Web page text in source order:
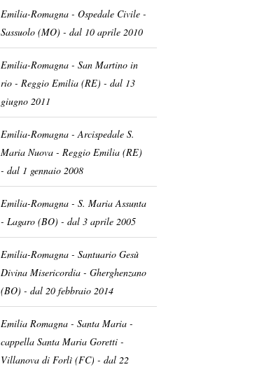
Emilia-Romagna - Ospedale Civile -
Sassuolo (MO) - dal 10 aprile 2010
Emilia-Romagna - San Martino in
rio - Reggio Emilia (RE) - dal 13
giugno 2011
Emilia-Romagna - Arcispedale S.
Maria Nuova - Reggio Emilia (RE)
- dal 1 gennaio 2008
Emilia-Romagna - S. Maria Assunta
- Lagaro (BO) - dal 3 aprile 2005
Emilia-Romagna - Santuario Gesù
Divina Misericordia - Gherghenzano
(BO) - dal 20 febbraio 2014
Emilia Romagna - Santa Maria -
cappella Santa Maria Goretti -
Villanova di Forlì (FC) - dal 22